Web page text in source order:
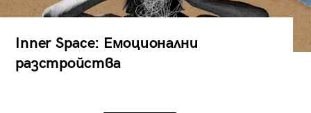
Inner Space: Емоционални
разстройства